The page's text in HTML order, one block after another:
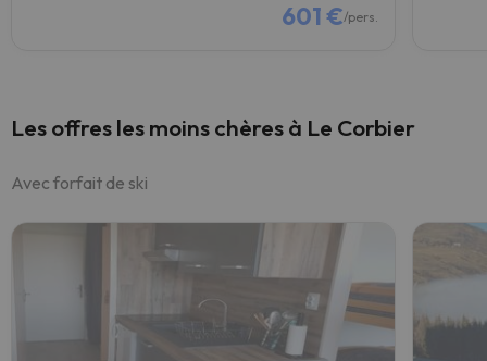
601 €/pers.
Les offres les moins chères à Le Corbier
Avec forfait de ski